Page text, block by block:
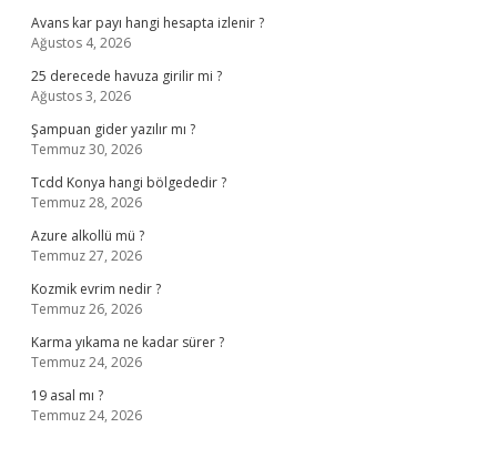
Avans kar payı hangi hesapta izlenir ?
Ağustos 4, 2026
25 derecede havuza girilir mi ?
Ağustos 3, 2026
Şampuan gider yazılır mı ?
Temmuz 30, 2026
Tcdd Konya hangi bölgededir ?
Temmuz 28, 2026
Azure alkollü mü ?
Temmuz 27, 2026
Kozmik evrim nedir ?
Temmuz 26, 2026
Karma yıkama ne kadar sürer ?
Temmuz 24, 2026
19 asal mı ?
Temmuz 24, 2026